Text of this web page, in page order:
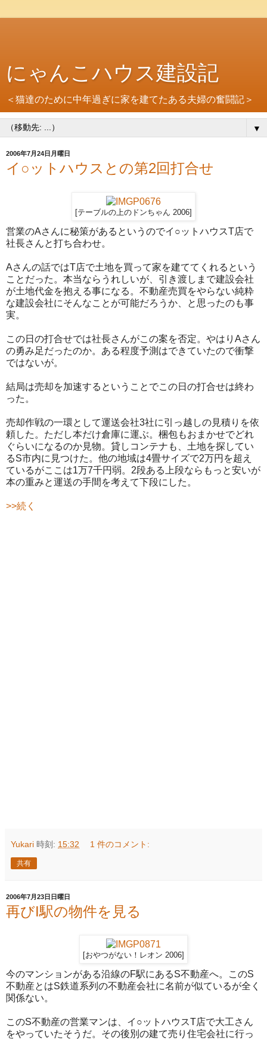
にゃんこハウス建設記
＜猫達のために中年過ぎに家を建てたある夫婦の奮闘記＞
▼
2006年7月24日月曜日
イ○ットハウスとの第2回打合せ
[テーブルの上のドンちゃん 2006]
営業のAさんに秘策があるというのでイ○ットハウスT店で
社長さんと打ち合わせ。
Aさんの話ではT店で土地を買って家を建ててくれるという
ことだった。本当ならうれしいが、引き渡しまで建設会社
が土地代金を抱える事になる。不動産売買をやらない純粋
な建設会社にそんなことが可能だろうか、と思ったのも事
実。
この日の打合せでは社長さんがこの案を否定。やはりAさん
の勇み足だったのか。ある程度予測はできていたので衝撃
ではないが。
結局は売却を加速するということでこの日の打合せは終わ
った。
売却作戦の一環として運送会社3社に引っ越しの見積りを依
頼した。ただし本だけ倉庫に運ぶ。梱包もおまかせでどれ
ぐらいになるのか見物。貸しコンテナも、土地を探してい
るS市内に見つけた。他の地域は4畳サイズで2万円を超え
ているがここは1万7千円弱。2段ある上段ならもっと安いが
本の重みと運送の手間を考えて下段にした。
>>続く
Yukari 時刻: 15:32 1 件のコメント:
共有
2006年7月23日日曜日
再びI駅の物件を見る
[おやつがない！レオン 2006]
今のマンションがある沿線のF駅にあるS不動産へ。このS
不動産とはS鉄道系列の不動産会社に名前が似ているが全く
関係ない。
このS不動産の営業マンは、イ○ットハウスT店で大工さん
をやっていたそうだ。その後別の建て売り住宅会社に行っ